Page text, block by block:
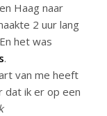
Haag naar
2 uur lang
het was
.
van me heeft
dat ik er op een